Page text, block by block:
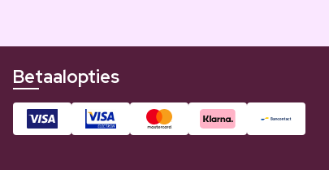
Betaalopties